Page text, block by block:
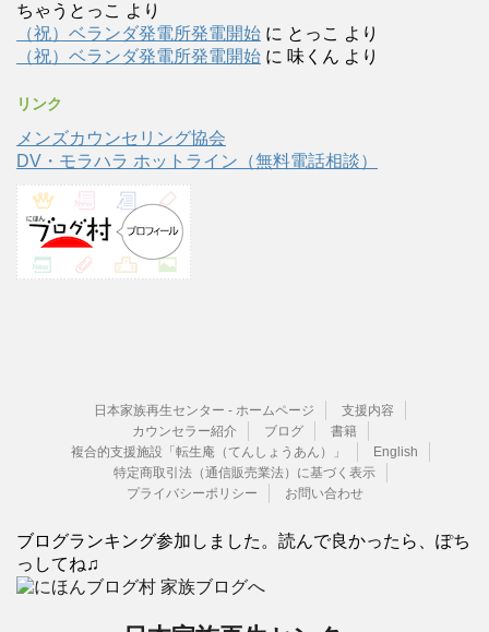
ちゃうとっこ より
（祝）ベランダ発電所発電開始 に とっこ より
（祝）ベランダ発電所発電開始 に 味くん より
リンク
メンズカウンセリング協会
DV・モラハラ ホットライン（無料電話相談）
日本家族再生センター - ホームページ
支援内容
カウンセラー紹介
ブログ
書籍
複合的支援施設「転生庵（てんしょうあん）」
English
特定商取引法（通信販売業法）に基づく表示
プライバシーポリシー
お問い合わせ
ブログランキング参加しました。読んで良かったら、ぽち
っしてね♫